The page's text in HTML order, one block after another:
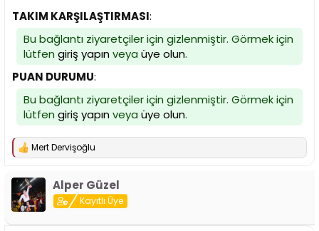
TAKIM KARŞILAŞTIRMASI:
Bu bağlantı ziyaretçiler için gizlenmiştir. Görmek için
lütfen giriş yapınveya üye olun.
PUAN DURUMU:
Bu bağlantı ziyaretçiler için gizlenmiştir. Görmek için
lütfen giriş yapınveya üye olun.
T
p
k
i
l
Mert Dervişoğlu
Alper Güzel
Kayıtlı Üye